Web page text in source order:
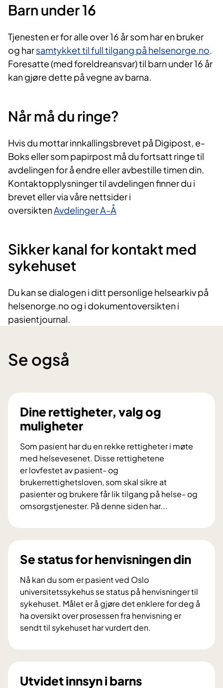
Barn under 16
Tjenesten er for alle over 16 år som har en bruker
og harsamtykket til full tilgang på helsenorge.no.
Foresatte (med foreldreansvar) til barn under 16 år
kan gjøre dette på vegne av barna.
Når må du ringe?
Hvis du mottar innkallingsbrevet på Digipost, e-
Boks eller som papirpost må du fortsatt ringe til
avdelingen for å endre eller avbestille timen din.
Kontaktopplysninger til avdelingen finner du i
brevet eller via våre nettsider i
oversiktenAvdelinger A-Å
Sikker kanal for kontakt med
sykehuset
Du kan se dialogen i ditt personlige helsearkiv på
helsenorge.no og i dokumentoversikten i
pasientjournal.
Se også
Dine rettigheter, valg og
muligheter
Som pasient har du en rekke rettigheter i møte
med helsevesenet. Disse rettighetene
er lovfestet av pasient- og
brukerrettighetsloven, som skal sikre at
pasienter og brukere får lik tilgang på helse- og
omsorgstjenester. På denne siden har...
i
n
e
r
e
t
t
i
g
e
t
r
Se status for henvisningen din
Nå kan du som er pasient ved Oslo
universitetssykehus se status på henvisninger til
sykehuset. Målet er å gjøre det enklere for deg å
ha oversikt over prosessen fra henvisning er
sendt til sykehuset har vurdert den.
e
s
tUtvidet innsyn i barns